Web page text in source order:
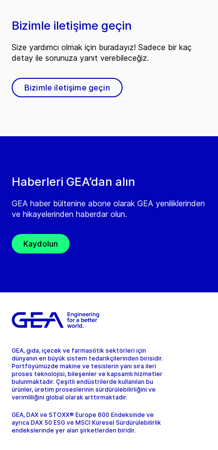
Haberleri GEA’dan alın
GEA haber bültenine abone olarak GEA yeniliklerinden
ve hikayelerinden haberdar olun.
Kaydolun
Bizimle iletişime geçin
Size yardımcı olmak için buradayız! Sadece bir kaç
detay ile sorunuza yanıt verebileceğiz.
Bizimle iletişime geçin
GEA, gıda, içecek ve farmasötik sektörleri için
dünyanın en büyük sistem tedarikçilerinden birisidir.
Portföyümüzde makine ve tesislerin yanı sıra ileri
proses teknolojisi, bileşenler ve kapsamlı hizmetler
bulunmaktadır. Çeşitli endüstrilerde kullanılan bu
ürünler, üretim proseslerinin sürdürülebilirliğini ve
verimliliğini global olarak arttırmaktadır.
GEA, DAX ve STOXX® Europe 600 Endeksinde ve
ayrıca DAX 50 ESG ve MSCI Küresel Sürdürülebilirlik
endekslerinde yer alan şirketlerden biridir.